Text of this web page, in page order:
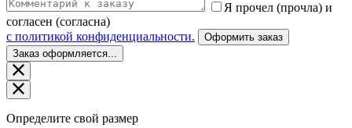
Я прочел (прочла) и
согласен (согласна)
c политикой конфиденциальности.
Оформить заказ
Заказ оформляется...
Определите свой размер